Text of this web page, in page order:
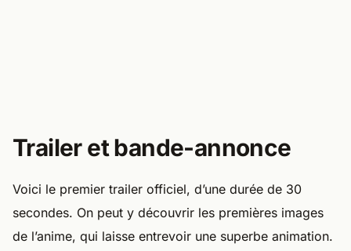
Trailer et bande-annonce
Voici le premier trailer officiel, d’une durée de 30
secondes. On peut y découvrir les premières images
de l’anime, qui laisse entrevoir une superbe animation.